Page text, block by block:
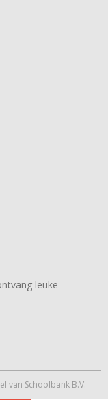
leuke
van Schoolbank B.V.